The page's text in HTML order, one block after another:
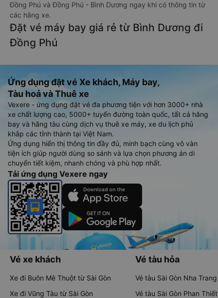
Đồng Phú và Đồng Phú - Bình Dương ngay khi có thông tin từ
các hãng xe.
Đặt vé máy bay giá rẻ từ Bình Dương đi
Đồng Phú
Ứng dụng đặt vé Xe khách, Máy bay,
Tàu hoả và Thuê xe
Vexere - ứng dụng đặt vé đa phương tiện với hơn 3000+ nhà
xe chất lượng cao, 5000+ tuyến đường toàn quốc, tất cả hãng
bay và hãng tàu cùng dịch vụ thuê xe máy, xe du lịch phủ
khắp các tỉnh thành tại Việt Nam.
Ứng dụng hiển thị thông tin đầy đủ, minh bạch cùng vô vàn
tiện ích giúp người dùng so sánh và lựa chọn phương án di
chuyển tiết kiệm, nhanh chóng và phù hợp nhất.
Tải ứng dụng Vexere ngay
Vé xe khách
Xe đi Buôn Mê Thuột từ Sài Gòn
Xe đi Vũng Tàu từ Sài Gòn
Vé tàu hỏa
Vé tàu Sài Gòn Nha Trang
Vé tàu Sài Gòn Phan Thiết